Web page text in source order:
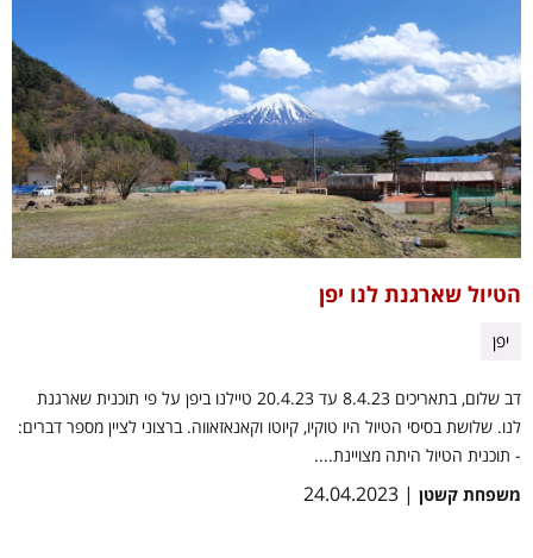
הטיול שארגנת לנו יפן
יפן
דב שלום, בתאריכים 8.4.23 עד 20.4.23 טיילנו ביפן על פי תוכנית שארגנת
לנו. שלושת בסיסי הטיול היו טוקיו, קיוטו וקאנאזאווה. ברצוני לציין מספר דברים:
- תוכנית הטיול היתה מצויינת....
משפחת קשטן | 24.04.2023